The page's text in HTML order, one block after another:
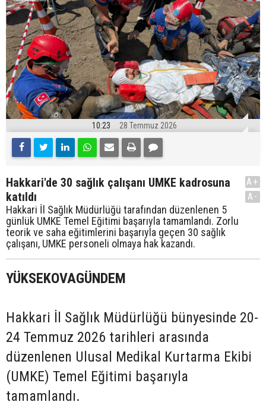
10:23 28 Temmuz 2026
Hakkari'de 30 sağlık çalışanı UMKE kadrosuna
katıldı
Hakkari İl Sağlık Müdürlüğü tarafından düzenlenen 5
günlük UMKE Temel Eğitimi başarıyla tamamlandı. Zorlu
teorik ve saha eğitimlerini başarıyla geçen 30 sağlık
çalışanı, UMKE personeli olmaya hak kazandı.
A+
A-
YÜKSEKOVAGÜNDEM
Hakkari İl Sağlık Müdürlüğü bünyesinde 20-
24 Temmuz 2026 tarihleri arasında
düzenlenen Ulusal Medikal Kurtarma Ekibi
(UMKE) Temel Eğitimi başarıyla
tamamlandı.